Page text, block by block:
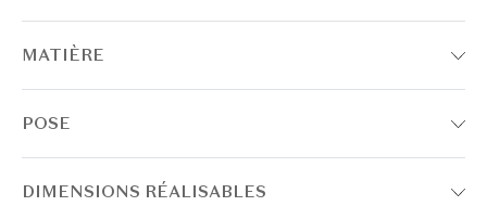
MATIÈRE
POSE
DIMENSIONS RÉALISABLES